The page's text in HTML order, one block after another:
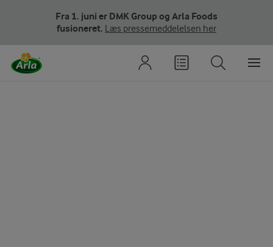
Fra 1. juni er DMK Group og Arla Foods
fusioneret. Læs pressemeddelelsen her